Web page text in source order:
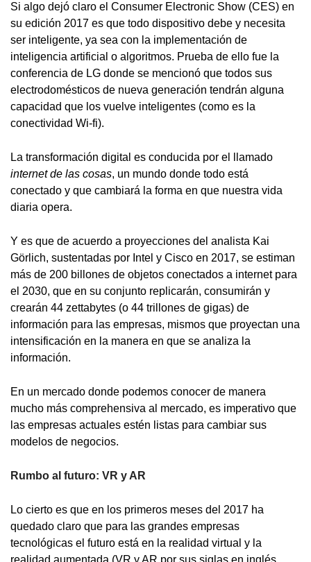
Si algo dejó claro el Consumer Electronic Show (CES) en
su edición 2017 es que todo dispositivo debe y necesita
ser inteligente, ya sea con la implementación de
inteligencia artificial o algoritmos. Prueba de ello fue la
conferencia de LG donde se mencionó que todos sus
electrodomésticos de nueva generación tendrán alguna
capacidad que los vuelve inteligentes (como es la
conectividad Wi-fi).
La transformación digital es conducida por el llamado
internet de las cosas, un mundo donde todo está
conectado y que cambiará la forma en que nuestra vida
diaria opera.
Y es que de acuerdo a proyecciones del analista Kai
Görlich, sustentadas por Intel y Cisco en 2017, se estiman
más de 200 billones de objetos conectados a internet para
el 2030, que en su conjunto replicarán, consumirán y
crearán 44 zettabytes (o 44 trillones de gigas) de
información para las empresas, mismos que proyectan una
intensificación en la manera en que se analiza la
información.
En un mercado donde podemos conocer de manera
mucho más comprehensiva al mercado, es imperativo que
las empresas actuales estén listas para cambiar sus
modelos de negocios.
Rumbo al futuro: VR y AR
Lo cierto es que en los primeros meses del 2017 ha
quedado claro que para las grandes empresas
tecnológicas el futuro está en la realidad virtual y la